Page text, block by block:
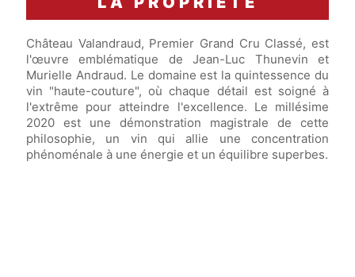
Château Valandraud, Premier Grand Cru Classé, est
l'œuvre emblématique de Jean-Luc Thunevin et
Murielle Andraud. Le domaine est la quintessence du
vin "haute-couture", où chaque détail est soigné à
l'extrême pour atteindre l'excellence. Le millésime
2020 est une démonstration magistrale de cette
philosophie, un vin qui allie une concentration
phénoménale à une énergie et un équilibre superbes.